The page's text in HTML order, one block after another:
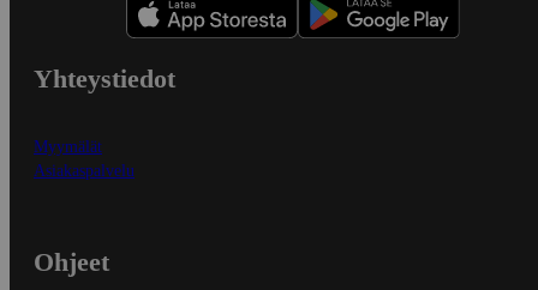
Yhteystiedot
Myymälät
Asiakaspalvelu
Ohjeet